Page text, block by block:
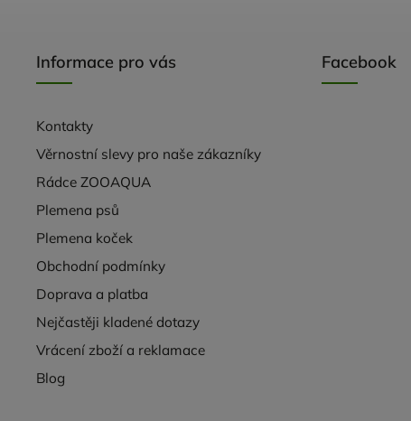
Informace pro vás
Kontakty
Věrnostní slevy pro naše zákazníky
Rádce ZOOAQUA
Plemena psů
Plemena koček
Obchodní podmínky
Doprava a platba
Nejčastěji kladené dotazy
Vrácení zboží a reklamace
Blog
Facebook